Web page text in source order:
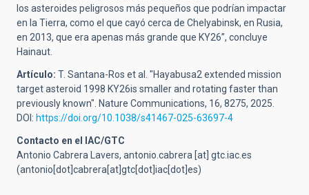
los asteroides peligrosos más pequeños que podrían impactar
en la Tierra, como el que cayó cerca de Chelyabinsk, en Rusia,
en 2013, que era apenas más grande que KY26”, concluye
Hainaut.
Artículo: T. Santana-Ros et al. "Hayabusa2 extended mission
target asteroid 1998 KY26is smaller and rotating faster than
previously known" . Nature Communications, 16, 8275, 2025.
DOI: https://doi.org/10.1038/s41467-025-63697-4
Contacto en el IAC/GTC
Antonio Cabrera Lavers, antonio.cabrera [at] gtc.iac.es
(antonio[dot]cabrera[at]gtc[dot]iac[dot]es)